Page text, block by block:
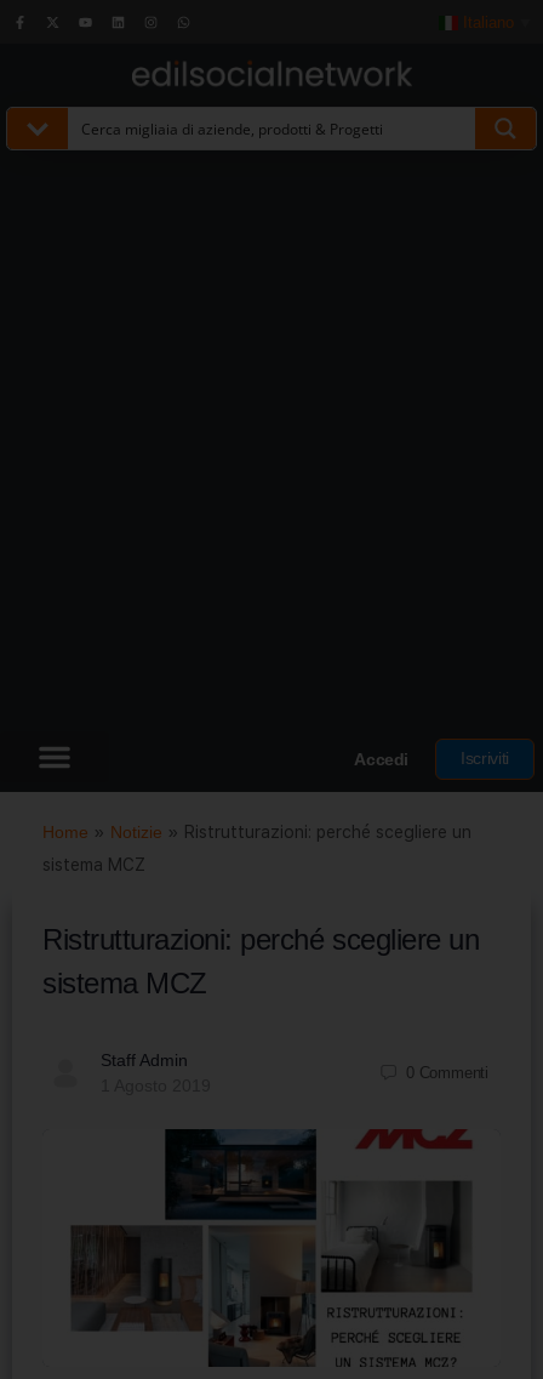
Italiano
Accedi Iscriviti
Home » Notizie » Ristrutturazioni: perché scegliere un
sistema MCZ
Ristrutturazioni: perché scegliere un
sistema MCZ
Staff Admin
0 Commenti